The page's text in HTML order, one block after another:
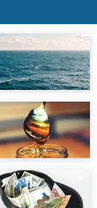
לכל